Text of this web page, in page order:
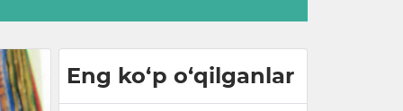
Eng ko‘p o‘qilganlar